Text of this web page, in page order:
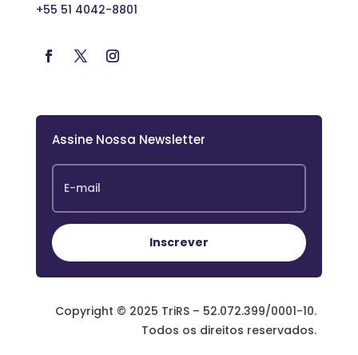
+55 51 4042-8801
Assine Nossa Newsletter
Inscrever
Copyright © 2025 TriRS – 52.072.399/0001-10.
Todos os direitos reservados.